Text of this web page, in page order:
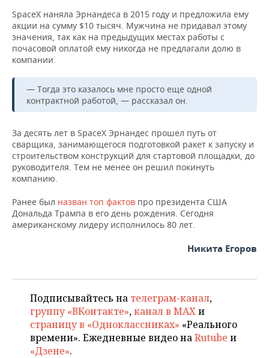
ЭНЕРГЕТИКА
ТЕЛЕКОММУНИКАЦИИ
БИЗНЕС-БРАНЧИ
ONLINE-КОНФЕРЕНЦИИ
ОТКРЫТАЯ ЛЕКЦИЯ
ФУТБОЛ
ХОККЕЙ
БАСКЕТБОЛ
ВОЛЕЙБОЛ
КИБЕРСПОРТ
ФИГУРНОЕ КАТАНИЕ
ВОДНЫЕ ВИДЫ СПОРТА
ХОККЕЙ С МЯЧОМ
НОВОСТИ ОБЩЕСТВА
ВЛАСТЬ
ИНФРАСТРУКТУРА
ИСТОРИЯ
КУЛЬТУРА
МЕДИЦИНА
ОБРАЗОВАНИЕ
ПРОИСШЕСТВИЯ
ФОТОГАЛЕРЕЯ
СЮЖЕТЫ
СПРАВОЧНИК
СПИСОК ПЕРСОН
СПИСОК КОМПАНИЙ
ПОЛНАЯ ВЕРСИЯ
SpaceX наняла Эрнандеса в 2015 году и предложила ему
акции на сумму $10 тысяч. Мужчина не придавал этому
значения, так как на предыдущих местах работы с
почасовой оплатой ему никогда не предлагали долю в
компании.
— Тогда это казалось мне просто еще одной
контрактной работой, — рассказал он.
За десять лет в SpaceX Эрнандес прошел путь от
сварщика, занимающегося подготовкой ракет к запуску и
строительством конструкций для стартовой площадки, до
руководителя. Тем не менее он решил покинуть
компанию.
Ранее был назван топ фактов про президента США
Дональда Трампа в его день рождения. Сегодня
американскому лидеру исполнилось 80 лет.
Никита Егоров
Подписывайтесь на телеграм-канал,
группу «ВКонтакте»,канал в MAXи
страницу в «Одноклассниках» «Реального
времени». Ежедневные видео наRutube и
«Дзене».